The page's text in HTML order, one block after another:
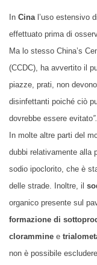
In Cina l’uso estensivo
effettuato prima di
Ma lo stesso China’s
(CCDC), ha avvertito il
piazze, prati, non
disinfettanti poiché ciò
dovrebbe essere evitato”.
In molte altre parti del
dubbi relativamente alla
sodio ipoclorito, che è
delle strade. Inoltre, il
organico presente sul
formazione di
clorammine e
non è possibile